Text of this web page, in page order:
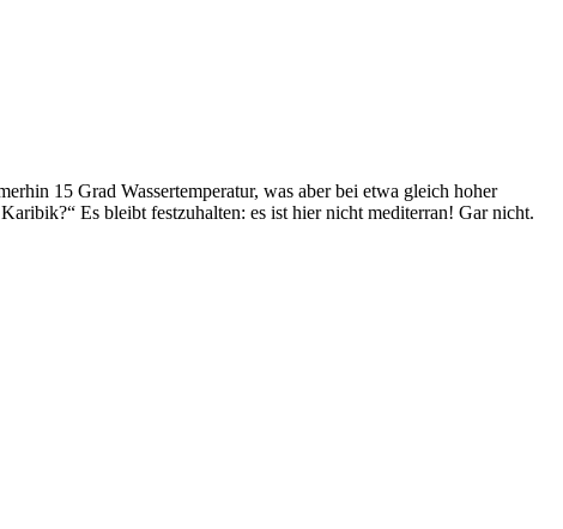
15 Grad Wassertemperatur, was aber bei etwa gleich hoher
Es bleibt festzuhalten: es ist hier nicht mediterran! Gar nicht.